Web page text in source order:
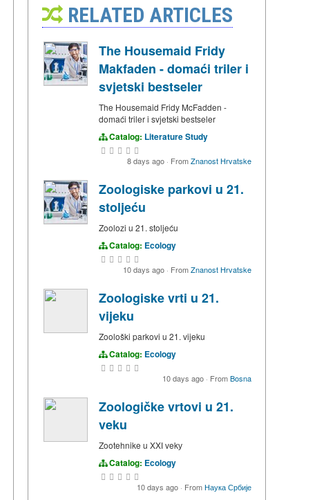
RELATED ARTICLES
The Housemaid Fridy
Makfaden - domaći triler i
svjetski bestseler
The Housemaid Fridy McFadden -
domaći triler i svjetski bestseler
Catalog: Literature Study
8 days ago · FromZnanost Hrvatske
Zoologiske parkovi u 21.
stoljeću
Zoolozi u 21. stoljeću
Catalog: Ecology
10 days ago · FromZnanost Hrvatske
Zoologiske vrti u 21.
vijeku
Zoološki parkovi u 21. vijeku
Catalog: Ecology
10 days ago · FromBosna
Zoologičke vrtovi u 21.
veku
Zootehnike u XXІ vekу
Catalog: Ecology
10 days ago · FromНаука Србије